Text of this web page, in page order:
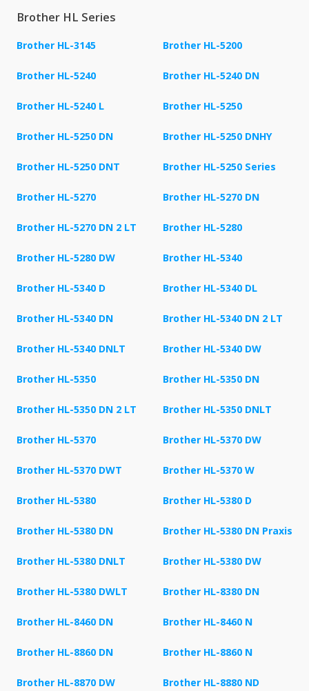
Brother HL Series
Brother HL-3145 Brother HL-5200
Brother HL-5240 Brother HL-5240 DN
Brother HL-5240 L Brother HL-5250
Brother HL-5250 DN Brother HL-5250 DNHY
Brother HL-5250 DNT Brother HL-5250 Series
Brother HL-5270 Brother HL-5270 DN
Brother HL-5270 DN 2 LT Brother HL-5280
Brother HL-5280 DW Brother HL-5340
Brother HL-5340 D Brother HL-5340 DL
Brother HL-5340 DN Brother HL-5340 DN 2 LT
Brother HL-5340 DNLT Brother HL-5340 DW
Brother HL-5350 Brother HL-5350 DN
Brother HL-5350 DN 2 LT Brother HL-5350 DNLT
Brother HL-5370 Brother HL-5370 DW
Brother HL-5370 DWT Brother HL-5370 W
Brother HL-5380 Brother HL-5380 D
Brother HL-5380 DN Brother HL-5380 DN Praxis
Brother HL-5380 DNLT Brother HL-5380 DW
Brother HL-5380 DWLT Brother HL-8380 DN
Brother HL-8460 DN Brother HL-8460 N
Brother HL-8860 DN Brother HL-8860 N
Brother HL-8870 DW Brother HL-8880 ND